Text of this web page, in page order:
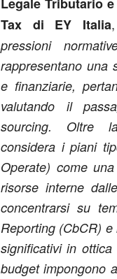
Tax di EY Italia
pressioni
rappresentano una
e finanziarie,
valutando il
sourcing. Oltre
considera i piani
Operate) come
risorse interne
concentrarsi su
Reporting (CbCR)
significativi in
budget impongono